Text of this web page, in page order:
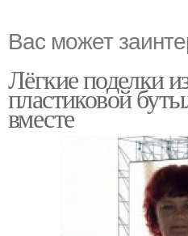
Вас может
Лёгкие поделки
пластиковой
вместе